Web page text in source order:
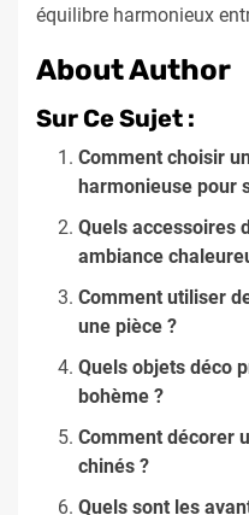
équilibre harmonieux
About Author
Sur Ce Sujet :
Comment choisir
harmonieuse pour
Quels accessoires
ambiance
Comment utiliser
une pièce ?
Quels objets déco
bohème ?
Comment décorer
chinés ?
Quels sont les